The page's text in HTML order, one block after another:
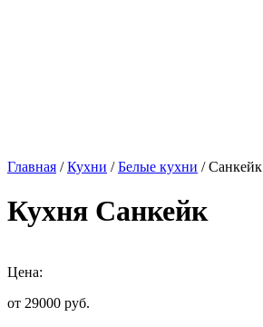
Главная /Кухни /Белые кухни / Санкейк
Кухня Санкейк
Цена:
от 29000 руб.